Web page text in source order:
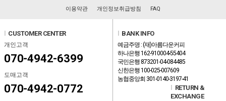
이용약관 개인정보취급방침 FAQ
CUSTOMER CENTER
개인고객
070-4942-6399
도매고객
070-4942-0772
BANK INFO
예금주명 : (재)아름다운커피
하나은행 162-910004-55404
국민은행 873201-04-084485
신한은행 100-025-007609
농협중앙회 301-0140-3197-41
RETURN &
EXCHANGE